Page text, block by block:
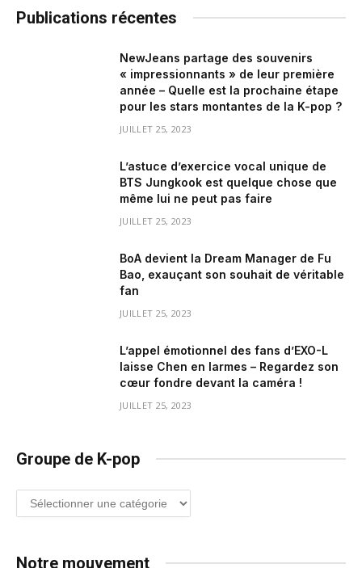
Publications récentes
NewJeans partage des souvenirs
« impressionnants » de leur première
année – Quelle est la prochaine étape
pour les stars montantes de la K-pop ?
JUILLET 25, 2023
L’astuce d’exercice vocal unique de
BTS Jungkook est quelque chose que
même lui ne peut pas faire
JUILLET 25, 2023
BoA devient la Dream Manager de Fu
Bao, exauçant son souhait de véritable
fan
JUILLET 25, 2023
L’appel émotionnel des fans d’EXO-L
laisse Chen en larmes – Regardez son
cœur fondre devant la caméra !
JUILLET 25, 2023
Groupe de K-pop
Groupe
de
Notre mouvement